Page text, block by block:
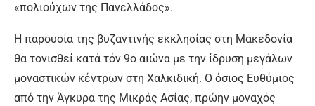
«πολιούχων της Πανελλάδος».
Η παρουσία της βυζαντινής εκκλησίας στη Μακεδονία
θα τονισθεί κατά τόν 9ο αιώνα με την ίδρυση μεγάλων
μοναστικών κέντρων στη Χαλκιδική. Ο όσιος Ευθύμιος
από την Άγκυρα της Μικράς Ασίας, πρώην μοναχός